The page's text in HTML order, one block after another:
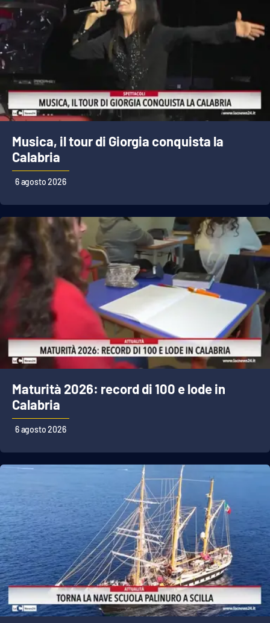
Musica, il tour di Giorgia conquista la
Calabria
6 agosto 2026
Maturità 2026: record di 100 e lode in
Calabria
6 agosto 2026